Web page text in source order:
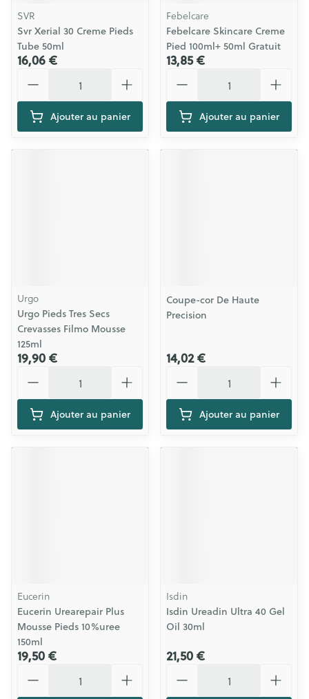
SVR
Svr Xerial 30 Creme Pieds
Tube 50ml
16,06 €
Ajouter au panier
Febelcare
Febelcare Skincare Creme
Pied 100ml+ 50ml Gratuit
13,85 €
Ajouter au panier
Urgo
Urgo Pieds Tres Secs
Crevasses Filmo Mousse
125ml
19,90 €
Ajouter au panier
Coupe-cor De Haute
Precision
14,02 €
Ajouter au panier
Eucerin
Eucerin Urearepair Plus
Mousse Pieds 10%uree
150ml
19,50 €
Isdin
Isdin Ureadin Ultra 40 Gel
Oil 30ml
21,50 €